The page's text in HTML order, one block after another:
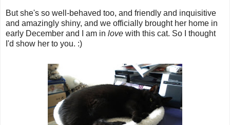
But she's so well-behaved too, and friendly and inquisitive
and amazingly shiny, and we officially brought her home in
early December and I am in love with this cat. So I thought
I'd show her to you. :)